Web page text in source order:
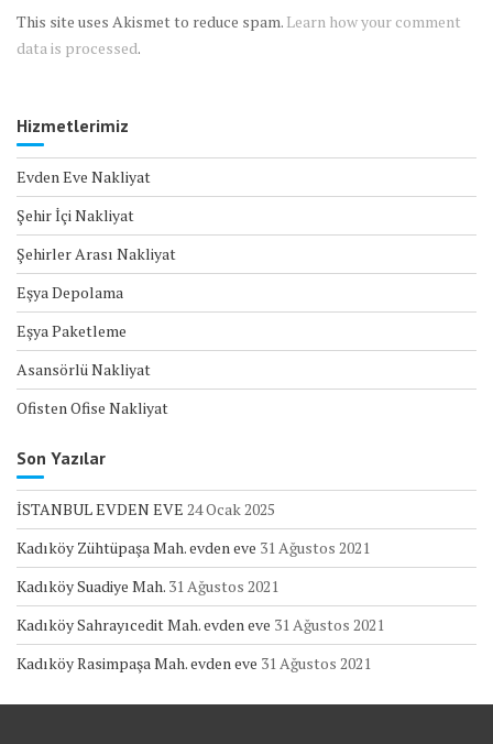
This site uses Akismet to reduce spam. Learn how your comment
data is processed.
Hizmetlerimiz
Evden Eve Nakliyat
Şehir İçi Nakliyat
Şehirler Arası Nakliyat
Eşya Depolama
Eşya Paketleme
Asansörlü Nakliyat
Ofisten Ofise Nakliyat
Son Yazılar
İSTANBUL EVDEN EVE 24 Ocak 2025
Kadıköy Zühtüpaşa Mah. evden eve 31 Ağustos 2021
Kadıköy Suadiye Mah. 31 Ağustos 2021
Kadıköy Sahrayıcedit Mah. evden eve 31 Ağustos 2021
Kadıköy Rasimpaşa Mah. evden eve 31 Ağustos 2021